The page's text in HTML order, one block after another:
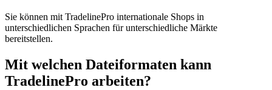
Sie können mit TradelinePro internationale Shops in
unterschiedlichen Sprachen für unterschiedliche Märkte
bereitstellen.
Mit welchen Dateiformaten kann
TradelinePro arbeiten?